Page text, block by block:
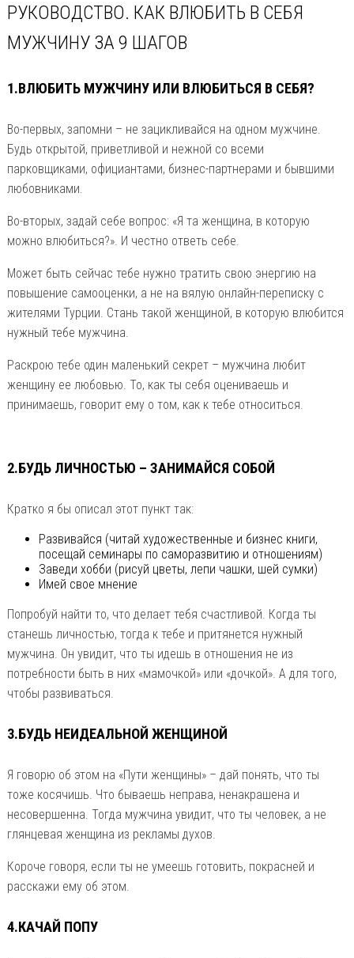
РУКОВОДСТВО. КАК ВЛЮБИТЬ В СЕБЯ
МУЖЧИНУ ЗА 9 ШАГОВ
1.ВЛЮБИТЬ МУЖЧИНУ ИЛИ ВЛЮБИТЬСЯ В СЕБЯ?
Во-первых, запомни – не зацикливайся на одном мужчине.
Будь открытой, приветливой и нежной со всеми
парковщиками, официантами, бизнес-партнерами и бывшими
любовниками.
Во-вторых, задай себе вопрос: «Я та женщина, в которую
можно влюбиться?». И честно ответь себе.
Может быть сейчас тебе нужно тратить свою энергию на
повышение самооценки, а не на вялую онлайн-переписку с
жителями Турции. Стань такой женщиной, в которую влюбится
нужный тебе мужчина.
Раскрою тебе один маленький секрет – мужчина любит
женщину ее любовью. То, как ты себя оцениваешь и
принимаешь, говорит ему о том, как к тебе относиться.
2.БУДЬ ЛИЧНОСТЬЮ – ЗАНИМАЙСЯ СОБОЙ
Кратко я бы описал этот пункт так:
Развивайся (читай художественные и бизнес книги,
посещай семинары по саморазвитию и отношениям)
Заведи хобби (рисуй цветы, лепи чашки, шей сумки)
Имей свое мнение
Попробуй найти то, что делает тебя счастливой. Когда ты
станешь личностью, тогда к тебе и притянется нужный
мужчина. Он увидит, что ты идешь в отношения не из
потребности быть в них «мамочкой» или «дочкой». А для того,
чтобы развиваться.
3.БУДЬ НЕИДЕАЛЬНОЙ ЖЕНЩИНОЙ
Я говорю об этом на «Пути женщины» – дай понять, что ты
тоже косячишь. Что бываешь неправа, ненакрашена и
несовершенна. Тогда мужчина увидит, что ты человек, а не
глянцевая женщина из рекламы духов.
Короче говоря, если ты не умеешь готовить, покрасней и
расскажи ему об этом.
4.КАЧАЙ ПОПУ